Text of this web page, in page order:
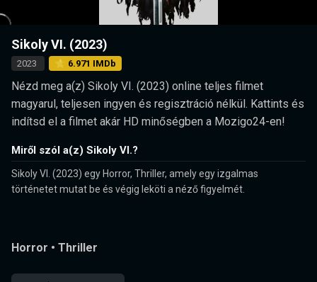
Sikoly VI. (2023)
2023 ⭐ 6.971 IMDb
Nézd meg a(z) Sikoly VI. (2023) online teljes filmet
magyarul, teljesen ingyen és regisztráció nélkül. Kattints és
indítsd el a filmet akár HD minőségben a Mozigo24-en!
Miről szól a(z) Sikoly VI.?
Sikoly VI. (2023) egy Horror, Thriller, amely egy izgalmas
történetet mutat be és végig leköti a néző figyelmét.
Horror • Thriller